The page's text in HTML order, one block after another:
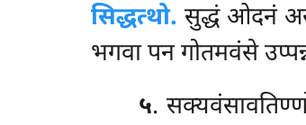
सिद्धत्थो. सुद्धं ओदनं
भगवा पन गोतमवंसे
५.